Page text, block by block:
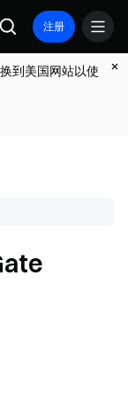
注册
到美国网站以使